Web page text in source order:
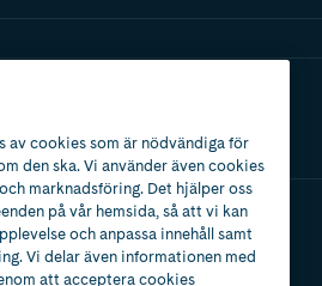
av cookies som är nödvändiga för
den ska. Vi använder även cookies
marknadsföring. Det hjälper oss
på vår hemsida, så att vi kan
och anpassa innehåll samt
Vi delar även informationen med
att acceptera cookies